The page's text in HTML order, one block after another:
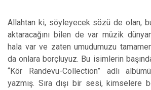
Allahtan ki, söyleyecek sözü de olan,
aktaracağını bilen de var müzik
hala var ve zaten umudumuzu
da onlara borçluyuz. Bu isimlerin
“Kör Randevu-Collection” adlı
yazmış. Sıra dışı bir sesi, kimselere